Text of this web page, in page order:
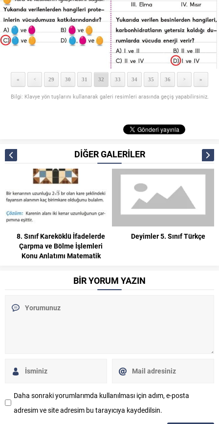
« < 29 30 31 32 33 34 35 36 > »
Bilgi: Klavye yön tuşlarını kullanarak galeri resimleri arasında geçiş yapabilirsiniz.
DİĞER GALERİLER
8. Sınıf Kareköklü İfadelerde
Çarpma ve Bölme İşlemleri
Konu Anlatımı Matematik
Deyimler 5. Sınıf Türkçe
BİR YORUM YAZIN
Daha sonraki yorumlarımda kullanılması için adım, e-posta
adresim ve site adresim bu tarayıcıya kaydedilsin.